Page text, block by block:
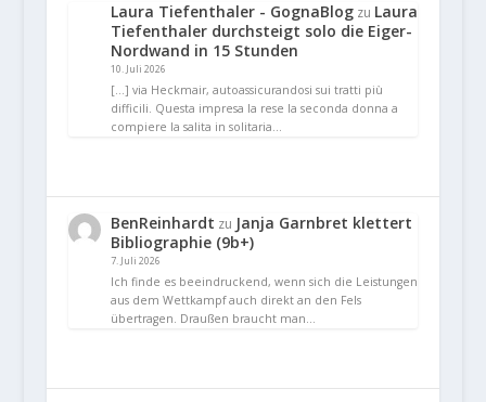
Laura Tiefenthaler - GognaBlogzu Laura
Tiefenthaler durchsteigt solo die Eiger-
Nordwand in 15 Stunden
10. Juli 2026
[…] via Heckmair, autoassicurandosi sui tratti più
difficili. Questa impresa la rese la seconda donna a
compiere la salita in solitaria…
BenReinhardt zu Janja Garnbret klettert
Bibliographie (9b+)
7. Juli 2026
Ich finde es beeindruckend, wenn sich die Leistungen
aus dem Wettkampf auch direkt an den Fels
übertragen. Draußen braucht man…